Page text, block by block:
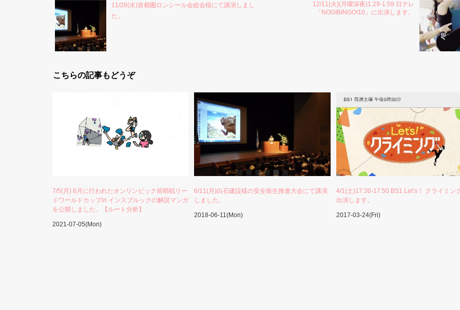
11/28(水)首都圏ロンシール会総会様にて講演しまし
た。
12/11(火)(月曜深夜)1:29-1:59 日テレ
「NOGIBINGO!10」に出演します。
こちらの記事もどうぞ
7/5(月) 6月に行われたオンリンピック前哨戦リー
ドワールドカップin インスブルックの解説マンガ
を公開しました。【ルート分析】
2021-07-05(Mon)
6/11(月)白石建設様の安全衛生推進大会にて講演
しました。
2018-06-11(Mon)
4/1(土)17:30-17:50 BS1 Let’s！ クライミン
出演します。
2017-03-24(Fri)